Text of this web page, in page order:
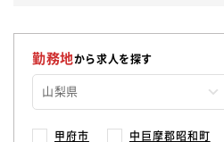
勤務地から求人を探す
甲府市 中巨摩郡昭和町